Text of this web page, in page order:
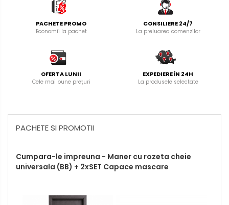
PACHETE PROMO
Economii la pachet
CONSILIERE 24/7
La preluarea comenzilor
OFERTA LUNII
Cele mai bune prețuri
EXPEDIERE ÎN 24H
La produsele selectate
PACHETE SI PROMOTII
Cumpara-le impreuna - Maner cu rozeta cheie
universala (BB) + 2xSET Capace mascare